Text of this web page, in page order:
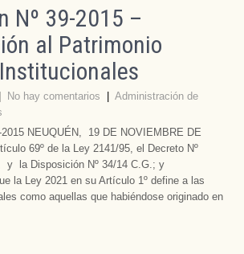
Nº 39-2015 –
al Patrimonio
No hay comentarios
Administración de
2015 NEUQUÉN, 19 DE NOVIEMBRE DE
69º de la Ley 2141/95, el Decreto Nº
y la Disposición Nº 34/14 C.G.; y
la Ley 2021 en su Artículo 1º define a las
como aquellas que habiéndose originado en